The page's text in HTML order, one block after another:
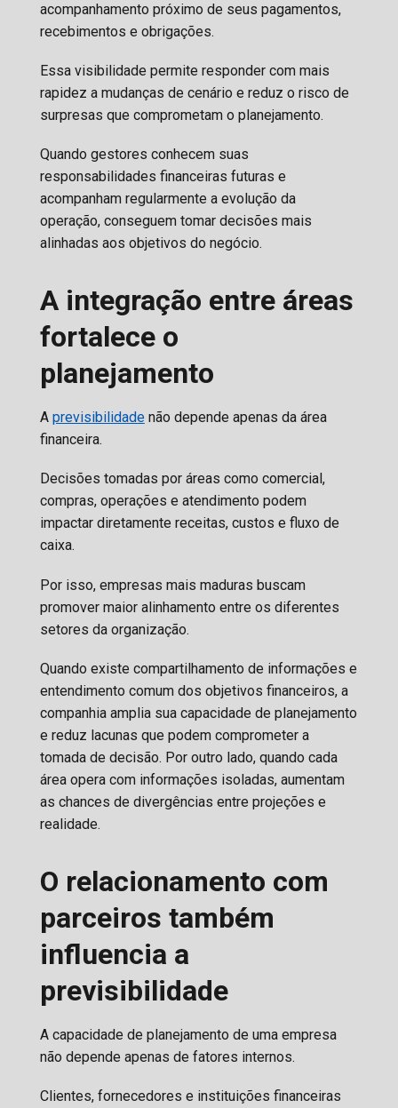
acompanhamento próximo de seus pagamentos,
recebimentos e obrigações.
Essa visibilidade permite responder com mais
rapidez a mudanças de cenário e reduz o risco de
surpresas que comprometam o planejamento.
Quando gestores conhecem suas
responsabilidades financeiras futuras e
acompanham regularmente a evolução da
operação, conseguem tomar decisões mais
alinhadas aos objetivos do negócio.
A integração entre áreas
fortalece o
planejamento
A previsibilidadenão depende apenas da área
financeira.
Decisões tomadas por áreas como comercial,
compras, operações e atendimento podem
impactar diretamente receitas, custos e fluxo de
caixa.
Por isso, empresas mais maduras buscam
promover maior alinhamento entre os diferentes
setores da organização.
Quando existe compartilhamento de informações e
entendimento comum dos objetivos financeiros, a
companhia amplia sua capacidade de planejamento
e reduz lacunas que podem comprometer a
tomada de decisão. Por outro lado, quando cada
área opera com informações isoladas, aumentam
as chances de divergências entre projeções e
realidade.
O relacionamento com
parceiros também
influencia a
previsibilidade
A capacidade de planejamento de uma empresa
não depende apenas de fatores internos.
Clientes, fornecedores e instituições financeiras